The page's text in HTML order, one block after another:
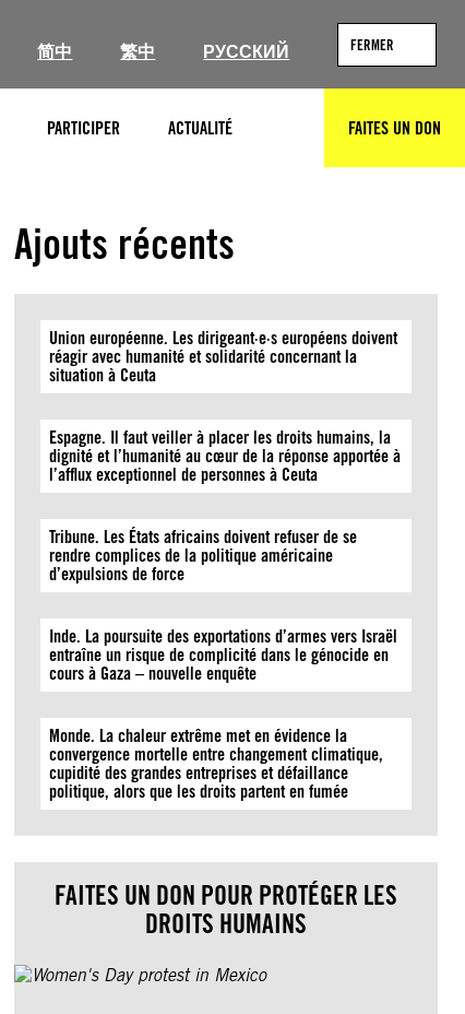
简中 繁中 РУССКИЙ FERMER
PARTICIPER ACTUALITÉ RECHERCHERFAITES UN DON
Ajouts récents
Union européenne. Les dirigeant·e·s européens doivent
réagir avec humanité et solidarité concernant la
situation à Ceuta
Espagne. Il faut veiller à placer les droits humains, la
dignité et l’humanité au cœur de la réponse apportée à
l’afflux exceptionnel de personnes à Ceuta
Tribune. Les États africains doivent refuser de se
rendre complices de la politique américaine
d’expulsions de force
Inde. La poursuite des exportations d’armes vers Israël
entraîne un risque de complicité dans le génocide en
cours à Gaza – nouvelle enquête
Monde. La chaleur extrême met en évidence la
convergence mortelle entre changement climatique,
cupidité des grandes entreprises et défaillance
politique, alors que les droits partent en fumée
FAITES UN DON POUR PROTÉGER LES
DROITS HUMAINS